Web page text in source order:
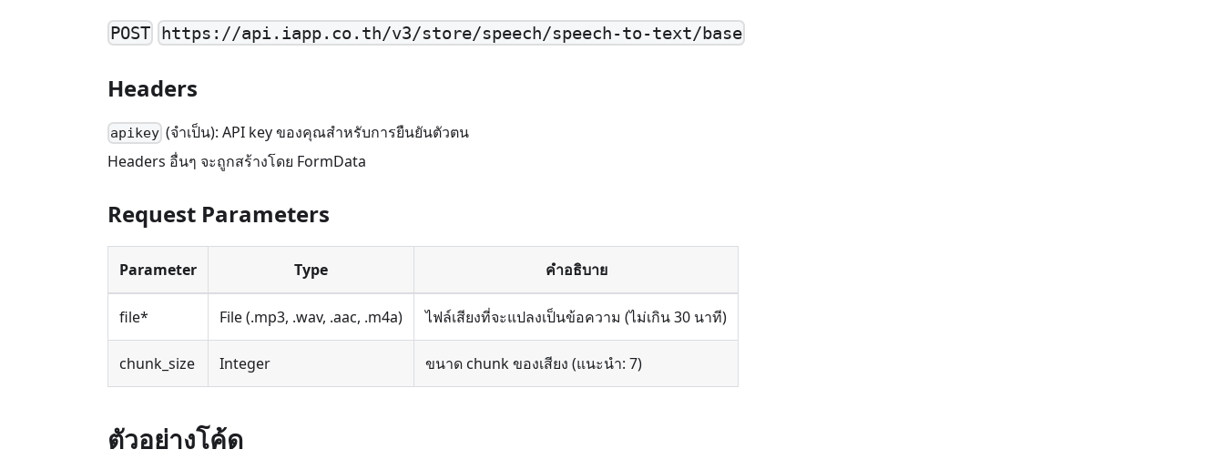
POST https://api.iapp.co.th/v3/store/speech/speech-to-text/base
Headers
apikey (จำเป็น): API key ของคุณสำหรับการยืนยันตัวตน
Headers อื่นๆ จะถูกสร้างโดย FormData
Request Parameters
Parameter Type คำอธิบาย
file* File (.mp3, .wav, .aac, .m4a) ไฟล์เสียงที่จะแปลงเป็นข้อความ (ไม่เกิน 30 นาที)
chunk_size Integer ขนาด chunk ของเสียง (แนะนำ: 7)
ตัวอย่างโค้ด